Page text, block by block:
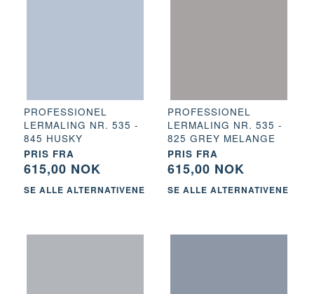
PROFESSIONEL
LERMALING NR. 535 -
845 HUSKY
PRIS FRA
615,00 NOK
SE ALLE ALTERNATIVENE
PROFESSIONEL
LERMALING NR. 535 -
825 GREY MELANGE
PRIS FRA
615,00 NOK
SE ALLE ALTERNATIVENE